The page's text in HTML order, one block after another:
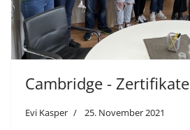
Cambridge - Zertifikate
Evi Kasper 25. November 2021